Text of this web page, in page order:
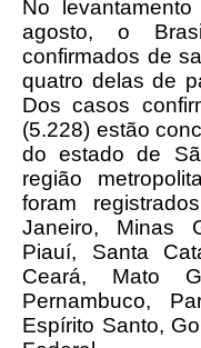
No
agosto, o
confirmados de
quatro delas de
Dos casos
(5.228) estão
do estado de
região
foram
Janeiro, Minas
Piauí, Santa
Ceará, Mato
Pernambuco,
Espírito Santo,